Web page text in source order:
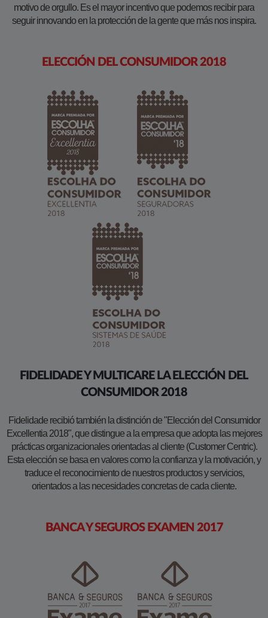
motivo de orgullo. Es el mayor incentivo que podemos recibir para
seguir innovando en la protección de la gente que más nos inspira.
ELECCIÓN DEL CONSUMIDOR 2018
FIDELIDADE Y MULTICARE LA ELECCIÓN DEL
CONSUMIDOR 2018
Fidelidade recibió también la distinción de "Elección del Consumidor
Excellentia 2018", que distingue a la empresa que adopta las mejores
prácticas organizacionales orientadas al cliente (Customer Centric).
Esta elección se basa en valores como la confianza y la motivación, y
traduce el reconocimiento de nuestros productos y servicios,
orientados a las necesidades concretas de cada cliente.
BANCA Y SEGUROS EXAMEN 2017